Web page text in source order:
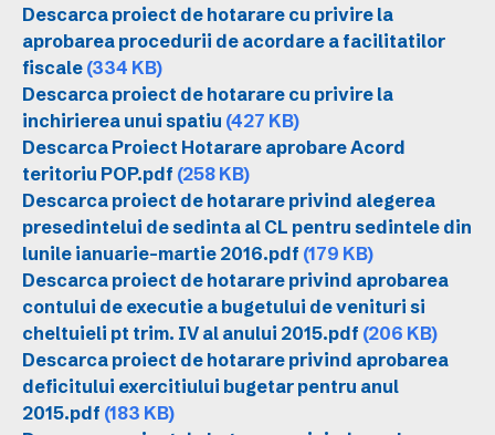
Descarca proiect de hotarare cu privire la
aprobarea procedurii de acordare a facilitatilor
fiscale (334 KB)
Descarca proiect de hotarare cu privire la
inchirierea unui spatiu (427 KB)
Descarca Proiect Hotarare aprobare Acord
teritoriu POP.pdf (258 KB)
Descarca proiect de hotarare privind alegerea
presedintelui de sedinta al CL pentru sedintele din
lunile ianuarie-martie 2016.pdf (179 KB)
Descarca proiect de hotarare privind aprobarea
contului de executie a bugetului de venituri si
cheltuieli pt trim. IV al anului 2015.pdf (206 KB)
Descarca proiect de hotarare privind aprobarea
deficitului exercitiului bugetar pentru anul
2015.pdf (183 KB)